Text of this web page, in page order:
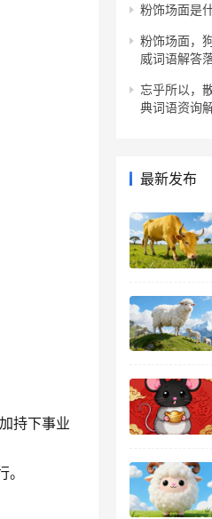
持下事业
粉饰场面是
粉饰场面，
威词语解答
忘乎所以，
典词语资询
最新发布